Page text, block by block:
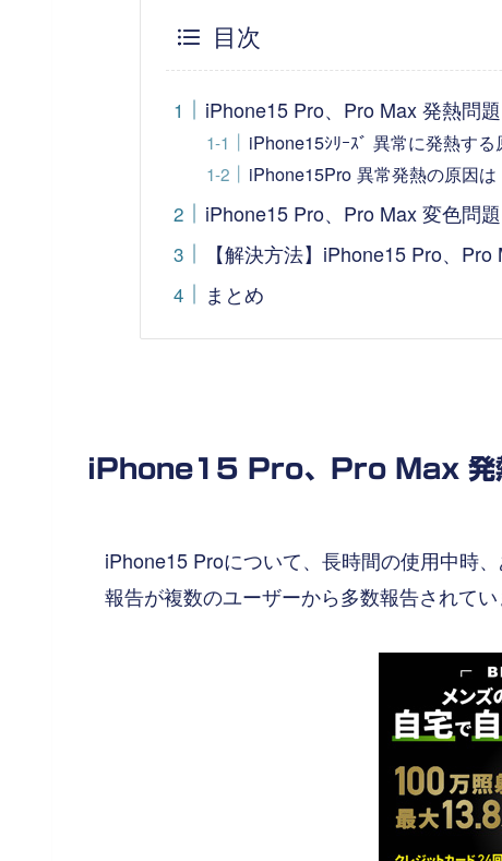
目次
iPhone15 Pro、Pro Max 発熱問題
iPhone15ｼﾘｰｽﾞ 異常に発熱す
iPhone15Pro 異常発熱の原因
iPhone15 Pro、Pro Max 変色問題
【解決方法】iPhone15 Pro、
まとめ
iPhone15 Pro、Pro Max 発
iPhone15 Proについて、長時間の使用中時
報告が複数のユーザーから多数報告されてい